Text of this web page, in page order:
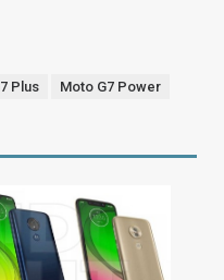
Plus
Moto G7 Power